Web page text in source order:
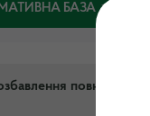
БАЗА
повноважень